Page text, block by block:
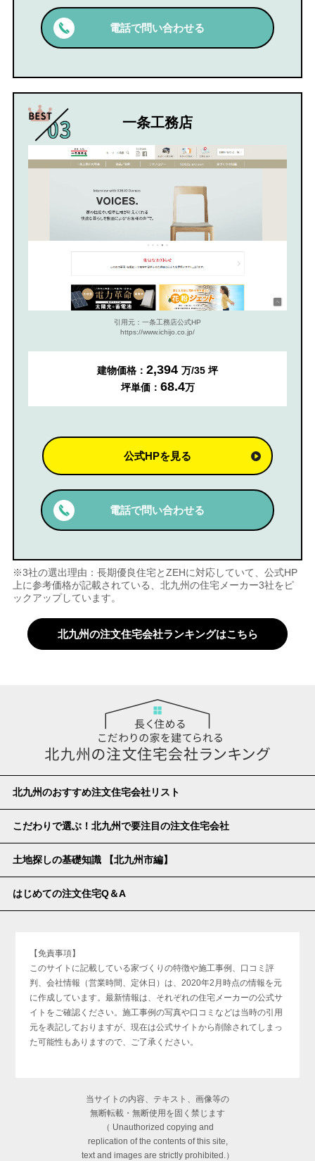
電話で問い合わせる
一条工務店
引用元：一条工務店公式HP
https://www.ichijo.co.jp/
建物価格： 2,394 万/35 坪
坪単価： 68.4万
公式HPを見る
電話で問い合わせる
※3社の選出理由：長期優良住宅とZEHに対応していて、公式HP
上に参考価格が記載されている、北九州の住宅メーカー3社をピ
ックアップしています。
北九州の注文住宅会社ランキングはこちら
北九州のおすすめ注文住宅会社リスト
こだわりで選ぶ！北九州で要注目の注文住宅会社
土地探しの基礎知識 【北九州市編】
はじめての注文住宅Q＆A
【免責事項】
このサイトに記載している家づくりの特徴や施工事例、口コミ評
判、会社情報（営業時間、定休日）は、2020年2月時点の情報を元
に作成しています。最新情報は、それぞれの住宅メーカーの公式サ
イトをご確認ください。施工事例の写真や口コミなどは当時の引用
元を表記しておりますが、現在は公式サイトから削除されてしまっ
た可能性もありますので、ご了承ください。
当サイトの内容、テキスト、画像等の
無断転載・無断使用を固く禁じます
（ Unauthorized copying and
replication of the contents of this site,
text and images are strictly prohibited.）